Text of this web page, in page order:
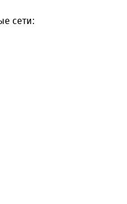
сети: